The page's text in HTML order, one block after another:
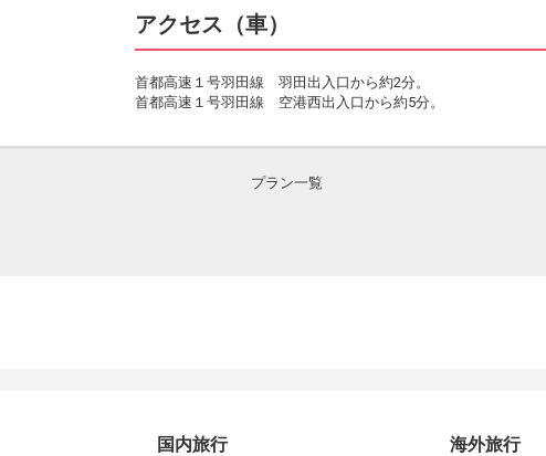
アクセス（車）
首都高速１号羽田線 羽田出入口から約2分。
首都高速１号羽田線 空港西出入口から約5分。
プラン一覧
国内旅行 海外旅行